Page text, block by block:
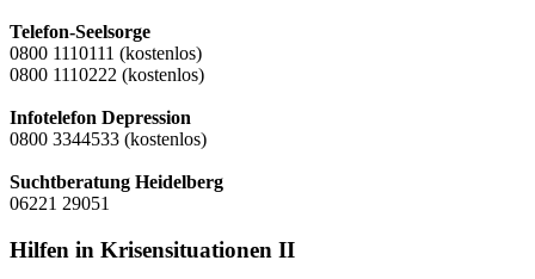
Telefon-Seelsorge
0800 1110111 (kostenlos)
0800 1110222 (kostenlos)
Infotelefon Depression
0800 3344533 (kostenlos)
Suchtberatung Heidelberg
06221 29051
Hilfen in Krisensituationen II